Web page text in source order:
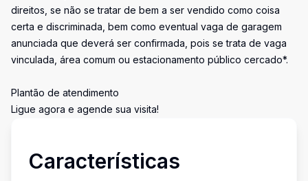
direitos, se não se tratar de bem a ser vendido como coisa
certa e discriminada, bem como eventual vaga de garagem
anunciada que deverá ser confirmada, pois se trata de vaga
vinculada, área comum ou estacionamento público cercado*.
Plantão de atendimento
Ligue agora e agende sua visita!
Características